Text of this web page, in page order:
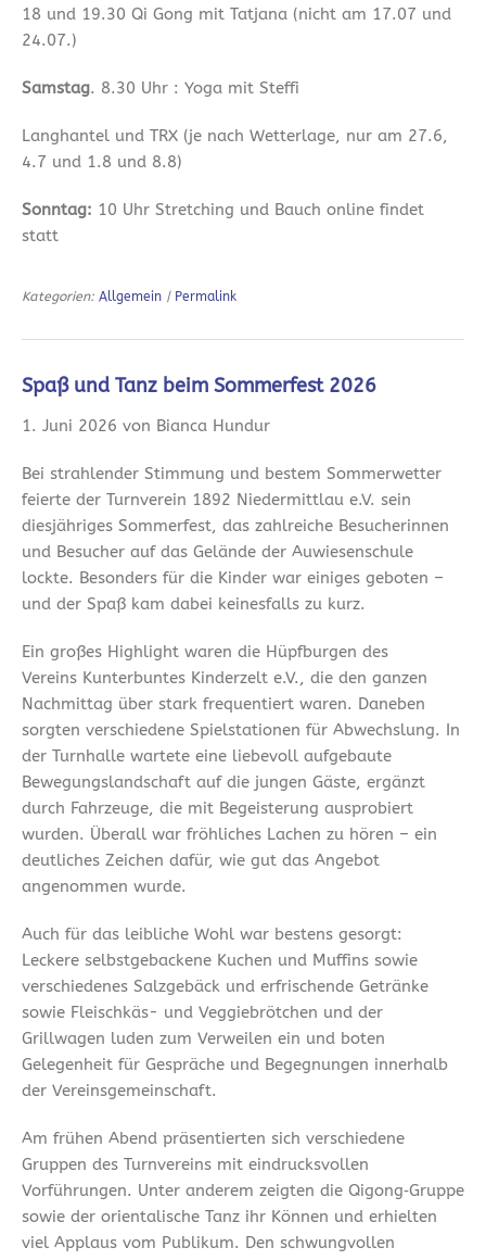
18 und 19.30 Qi Gong mit Tatjana (nicht am 17.07 und
24.07.)
Samstag. 8.30 Uhr : Yoga mit Steffi
Langhantel und TRX (je nach Wetterlage, nur am 27.6,
4.7 und 1.8 und 8.8)
Sonntag: 10 Uhr Stretching und Bauch online findet
statt
Kategorien: Allgemein | Permalink
Spaß und Tanz beim Sommerfest 2026
1. Juni 2026 von Bianca Hundur
Bei strahlender Stimmung und bestem Sommerwetter
feierte der Turnverein 1892 Niedermittlau e.V. sein
diesjähriges Sommerfest, das zahlreiche Besucherinnen
und Besucher auf das Gelände der Auwiesenschule
lockte. Besonders für die Kinder war einiges geboten –
und der Spaß kam dabei keinesfalls zu kurz.
Ein großes Highlight waren die Hüpfburgen des
Vereins Kunterbuntes Kinderzelt e.V., die den ganzen
Nachmittag über stark frequentiert waren. Daneben
sorgten verschiedene Spielstationen für Abwechslung. In
der Turnhalle wartete eine liebevoll aufgebaute
Bewegungslandschaft auf die jungen Gäste, ergänzt
durch Fahrzeuge, die mit Begeisterung ausprobiert
wurden. Überall war fröhliches Lachen zu hören – ein
deutliches Zeichen dafür, wie gut das Angebot
angenommen wurde.
Auch für das leibliche Wohl war bestens gesorgt:
Leckere selbstgebackene Kuchen und Muffins sowie
verschiedenes Salzgebäck und erfrischende Getränke
sowie Fleischkäs- und Veggiebrötchen und der
Grillwagen luden zum Verweilen ein und boten
Gelegenheit für Gespräche und Begegnungen innerhalb
der Vereinsgemeinschaft.
Am frühen Abend präsentierten sich verschiedene
Gruppen des Turnvereins mit eindrucksvollen
Vorführungen. Unter anderem zeigten die Qigong‑Gruppe
sowie der orientalische Tanz ihr Können und erhielten
viel Applaus vom Publikum. Den schwungvollen